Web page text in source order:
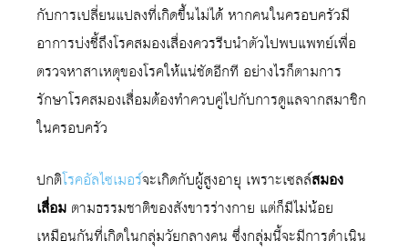
กับการเปลี่ยนแปลงที่เกิดขึ้นไม่ได้ หากคนในครอบครัวมี
อาการบ่งชี้ถึงโรคสมองเสื่องควรรีบนำตัวไปพบแพทย์เพื่อ
ตรวจหาสาเหตุของโรคให้แน่ชัดอีกที อย่างไรก็ตามการ
รักษาโรคสมองเสื่อมต้องทำควบคู่ไปกับการดูแลจากสมาชิก
ในครอบครัว
ปกติโรคอัลไซเมอร์จะเกิดกับผู้สูงอายุ เพราะเซลล์สมอง
เสื่อม ตามธรรมชาติของสังขารร่างกาย แต่ก็มีไม่น้อย
เหมือนกันที่เกิดในกลุ่มวัยกลางคน ซึ่งกลุ่มนี้จะมีการดำเนิน